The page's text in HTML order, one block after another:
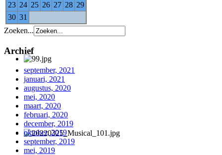
23 24 25 26 27 28 29
30 31
Zoeken...
Archief
september, 2021
januari, 2021
augustus, 2020
mei, 2020
maart, 2020
februari, 2020
december, 2019
oktober, 2019
september, 2019
mei, 2019